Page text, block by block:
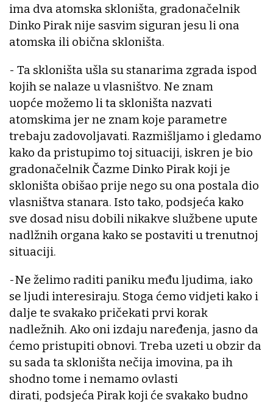
ima dva atomska skloništa, gradonačelnik
Dinko Pirak nije sasvim siguran jesu li ona
atomska ili obična skloništa.
- Ta skloništa ušla su stanarima zgrada ispod
kojih se nalaze u vlasništvo. Ne znam
uopće možemo li ta skloništa nazvati
atomskima jer ne znam koje parametre
trebaju zadovoljavati. Razmišljamo i gledamo
kako da pristupimo toj situaciji, iskren je bio
gradonačelnik Čazme Dinko Pirak koji je
skloništa obišao prije nego su ona postala dio
vlasništva stanara. Isto tako, podsjeća kako
sve dosad nisu dobili nikakve službene upute
nadlžnih organa kako se postaviti u trenutnoj
situaciji.
-Ne želimo raditi paniku među ljudima, iako
se ljudi interesiraju. Stoga ćemo vidjeti kako i
dalje te svakako pričekati prvi korak
nadležnih. Ako oni izdaju naređenja, jasno da
ćemo pristupiti obnovi. Treba uzeti u obzir da
su sada ta skloništa nečija imovina, pa ih
shodno tome i nemamo ovlasti
dirati, podsjeća Pirak koji će svakako budno